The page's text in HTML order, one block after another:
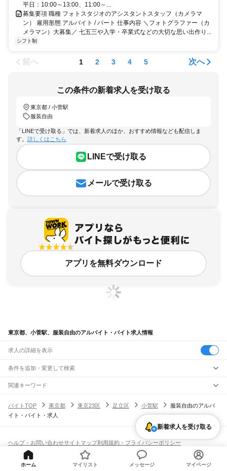
平日：10:00～13:00、11:00～...
募集要項 職種 フォトスタジオのアシスタントスタッフ（カメラマ
ン） 雇用形態 アルバイト / パート 仕事内容 ＼フォトグラファー（カ
メラマン）大募集／ 七五三や入学・卒業式などの大切な思い出作り...
シフト制
前へ 1 2 3 4 5 次へ
この条件の新着求人を受け取る
東京都 / 小菅駅
服装自由
「LINEで受け取る」では、新着求人のほか、おすすめ情報なども配信しま
す。 詳しくはこちら
LINEで受け取る
メールで受け取る
アプリを無料ダウンロード
東京都、小菅駅、服装自由のアルバイト・バイト求人情報
求人の詳細を表示
条件を追加・変更して検索
市区町村を追加・変更
東京都すべて
東京23区 すべて
墨田区 江東区品川区目黒区大田区
荒川区 板橋区
江戸川区
八王子市 武蔵野市三鷹市 昭島市
小金井市
小平市
東村山市 国分寺市 福生市 狛江市東大和市
清瀬市
駅を追加・変更
JR山手線
大崎駅五反田駅 恵比寿駅 代々木駅
新大久保駅
高田馬場駅
大塚駅 田端駅
鶯谷駅
上野駅御徒町駅 秋葉原駅 神田駅 東京駅 有楽町駅 新橋駅 浜松町駅 田町駅
職種を追加・変更
飲食・フードサービスすべて
ホールスタッフ
キッチンスタッフ 皿洗い・洗い場精肉・鮮魚加工
給食調理
パン屋（ベーカリー）
フードカウンター販売員
バー（BAR）・バーテンダー
飲食店補助（開店・閉店準備） 飲食店（店長・マネージャー）
人気
日払いOK
学生歓迎 髪型・髪色自由
ネイルOK
ピアスOK
オープニングスタッフ 留学生・外国人活躍中
雇用形態を追加・変更
アルバイト・パート
関連キーワード
バイトTOP
東京都 東京23区 足立区 小菅駅
服装自由のアルバ
イト・バイト・求人
新着求人を受け取る
ヘルプ・お問い合わせサイトマップ利用規約・プライバシーポリシー
[企業]求人広告の掲載相談
ホーム マイリスト メッセージ マイページ